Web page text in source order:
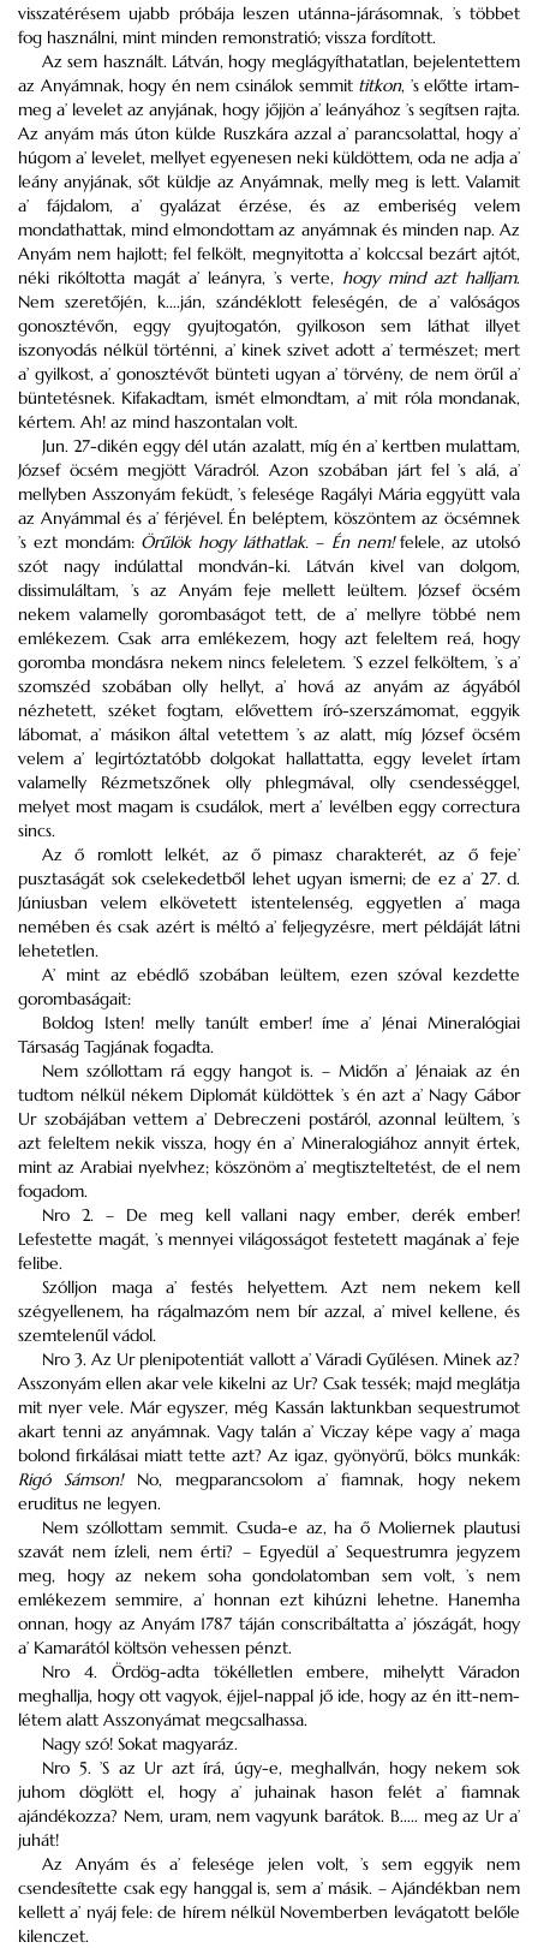
visszatérésem ujabb próbája leszen utánna-járásomnak, ’s többet
fog használni, mint minden remonstratió; vissza fordított.
Az sem használt. Látván, hogy meglágyíthatatlan, bejelentettem
az Anyámnak, hogy én nem csinálok semmit titkon, ’s előtte irtam-
meg a’ levelet az anyjának, hogy jőjjön a’ leányához ’s segítsen rajta.
Az anyám más úton külde Ruszkára azzal a’ parancsolattal, hogy a’
húgom a’ levelet, mellyet egyenesen neki küldöttem, oda ne adja a’
leány anyjának, sőt küldje az Anyámnak, melly meg is lett. Valamit
a’ fájdalom, a’ gyalázat érzése, és az emberiség velem
mondathattak, mind elmondottam az anyámnak és minden nap. Az
Anyám nem hajlott; fel felkölt, megnyitotta a’ kolccsal bezárt ajtót,
néki rikóltotta magát a’ leányra, ’s verte, hogy mind azt halljam.
Nem szeretőjén, k....ján, szándéklott feleségén, de a’ valóságos
gonosztévőn, eggy gyujtogatón, gyilkoson sem láthat illyet
iszonyodás nélkül történni, a’ kinek szivet adott a’ természet; mert
a’ gyilkost, a’ gonosztévőt bünteti ugyan a’ törvény, de nem örűl a’
büntetésnek. Kifakadtam, ismét elmondtam, a’ mit róla mondanak,
kértem. Ah! az mind haszontalan volt.
Jun. 27-dikén eggy dél után azalatt, míg én a’ kertben mulattam,
József öcsém megjött Váradról. Azon szobában járt fel ’s alá, a’
mellyben Asszonyám feküdt, ’s felesége Ragályi Mária eggyütt vala
az Anyámmal és a’ férjével. Én beléptem, köszöntem az öcsémnek
’s ezt mondám: Örűlök hogy láthatlak. – Én nem!felele, az utolsó
szót nagy indúlattal mondván-ki. Látván kivel van dolgom,
dissimuláltam, ’s az Anyám feje mellett leültem. József öcsém
nekem valamelly gorombaságot tett, de a’ mellyre többé nem
emlékezem. Csak arra emlékezem, hogy azt feleltem reá, hogy
goromba mondásra nekem nincs feleletem. ’S ezzel felköltem, ’s a’
szomszéd szobában olly hellyt, a’ hová az anyám az ágyából
nézhetett, széket fogtam, elővettem író-szerszámomat, eggyik
lábomat, a’ másikon által vetettem ’s az alatt, míg József öcsém
velem a’ legirtóztatóbb dolgokat hallattatta, eggy levelet írtam
valamelly Rézmetszőnek olly phlegmával, olly csendességgel,
melyet most magam is csudálok, mert a’ levélben eggy correctura
sincs.
Az ő romlott lelkét, az ő pimasz charakterét, az ő feje’
pusztaságát sok cselekedetből lehet ugyan ismerni; de ez a’ 27. d.
Júniusban velem elkövetett istentelenség, eggyetlen a’ maga
nemében és csak azért is méltó a’ feljegyzésre, mert példáját látni
lehetetlen.
A’ mint az ebédlő szobában leültem, ezen szóval kezdette
gorombaságait:
Boldog Isten! melly tanúlt ember! íme a’ Jénai Mineralógiai
Társaság Tagjának fogadta.
Nem szóllottam rá eggy hangot is. – Midőn a’ Jénaiak az én
tudtom nélkül nékem Diplomát küldöttek ’s én azt a’ Nagy Gábor
Ur szobájában vettem a’ Debreczeni postáról, azonnal leültem, ’s
azt feleltem nekik vissza, hogy én a’ Mineralogiához annyit értek,
mint az Arabiai nyelvhez; köszönöm a’ megtiszteltetést, de el nem
fogadom.
Nro 2. – De meg kell vallani nagy ember, derék ember!
Lefestette magát, ’s mennyei világosságot festetett magának a’ feje
felibe.
Szólljon maga a’ festés helyettem. Azt nem nekem kell
szégyellenem, ha rágalmazóm nem bír azzal, a’ mivel kellene, és
szemtelenűl vádol.
Nro 3. Az Ur plenipotentiát vallott a’ Váradi Gyűlésen. Minek az?
Asszonyám ellen akar vele kikelni az Ur? Csak tessék; majd meglátja
mit nyer vele. Már egyszer, még Kassán laktunkban sequestrumot
akart tenni az anyámnak. Vagy talán a’ Viczay képe vagy a’ maga
bolond firkálásai miatt tette azt? Az igaz, gyönyörű, bölcs munkák:
Rigó Sámson!No, megparancsolom a’ fiamnak, hogy nekem
eruditus ne legyen.
Nem szóllottam semmit. Csuda-e az, ha ő Moliernek plautusi
szavát nem ízleli, nem érti? – Egyedül a’ Sequestrumra jegyzem
meg, hogy az nekem soha gondolatomban sem volt, ’s nem
emlékezem semmire, a’ honnan ezt kihúzni lehetne. Hanemha
onnan, hogy az Anyám 1787 táján conscribáltatta a’ jószágát, hogy
a’ Kamarától költsön vehessen pénzt.
Nro 4. Ördög-adta tökélletlen embere, mihelytt Váradon
meghallja, hogy ott vagyok, éjjel-nappal jő ide, hogy az én itt-nem-
létem alatt Asszonyámat megcsalhassa.
Nagy szó! Sokat magyaráz.
Nro 5. ’S az Ur azt írá, úgy-e, meghallván, hogy nekem sok
juhom döglött el, hogy a’ juhainak hason felét a’ fiamnak
ajándékozza? Nem, uram, nem vagyunk barátok. B..... meg az Ur a’
juhát!
Az Anyám és a’ felesége jelen volt, ’s sem eggyik nem
csendesítette csak egy hanggal is, sem a’ másik. – Ajándékban nem
kellett a’ nyáj fele: de hírem nélkül Novemberben levágatott belőle
kilenczet.